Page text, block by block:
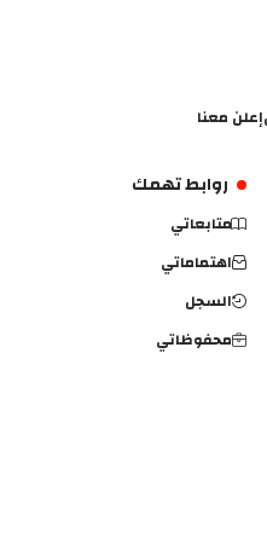
إعلن معنا
روابط تهمك
متابعاتي
اهتماماتي
السجل
محفوظاتي